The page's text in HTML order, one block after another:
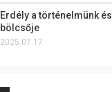
Erdély a történelmünk
bölcsője
2025.07.17.